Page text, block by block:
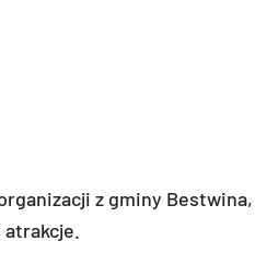
z gminy
atrakcje.